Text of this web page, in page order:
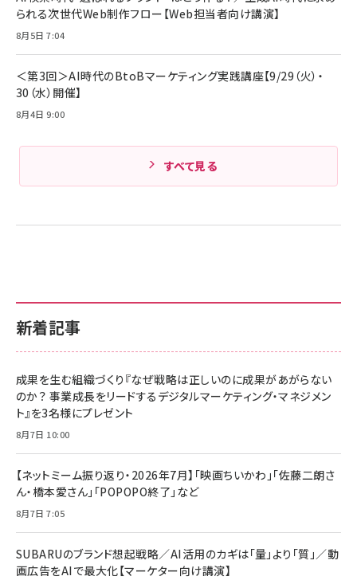
Pro/Air 各種対応 (1.8m ミッドナイトブラック)
￥1,890
新着記事
成果を生む組織づくり『なぜ戦略は正しいのに成果があがらない
のか？ 事業成長をリードするデジタルマーケティング・マネジメン
ト』を3名様にプレゼント
8月7日 10:00
【ネットミーム振り返り・2026年7月】「映画ちいかわ」「佐藤二朗さ
ん・橋本愛さん」「POPOPO終了」など
8月7日 7:05
SUBARUのブランド想起戦略／AI活用のカギは「量」より「質」／動
画広告をAIで最大化【マーケター向け講演】
られる次世代Web制作フロー【Web担当者向け講演】
8月5日 7:04
＜第3回＞AI時代のBtoBマーケティング実践講座【9/29（火）・
30（水）開催】
8月4日 9:00
すべて見る